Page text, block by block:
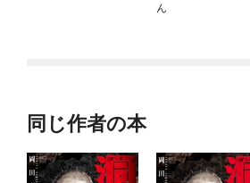
ん
同じ作者の本